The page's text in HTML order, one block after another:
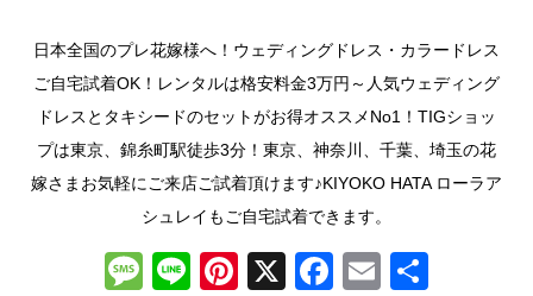
日本全国のプレ花嫁様へ！ウェディングドレス・カラードレス
ご自宅試着OK！レンタルは格安料金3万円～人気ウェディング
ドレスとタキシードのセットがお得オススメNo1！TIGショッ
プは東京、錦糸町駅徒歩3分！東京、神奈川、千葉、埼玉の花
嫁さまお気軽にご来店ご試着頂けます♪KIYOKO HATA ローラア
シュレイもご自宅試着できます。
M
Li
Pi
X
F
E